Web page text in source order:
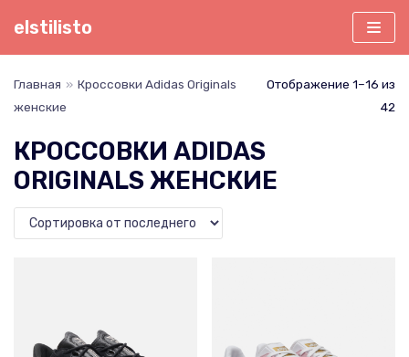
Перейти
elstilisto
Главная » Кроссовки Adidas Originals
женские
Отображение 1–16 из
42
КРОССОВКИ ADIDAS
ORIGINALS ЖЕНСКИЕ